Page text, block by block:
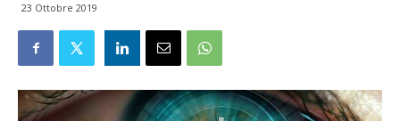
23 Ottobre 2019